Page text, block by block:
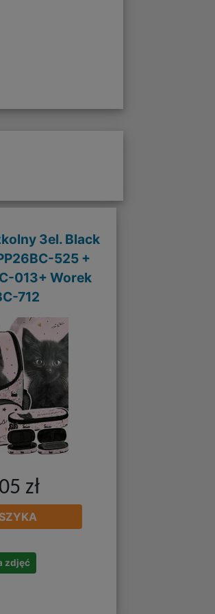
3el. Black
525 +
013+ Worek
712
zł
zdjęć